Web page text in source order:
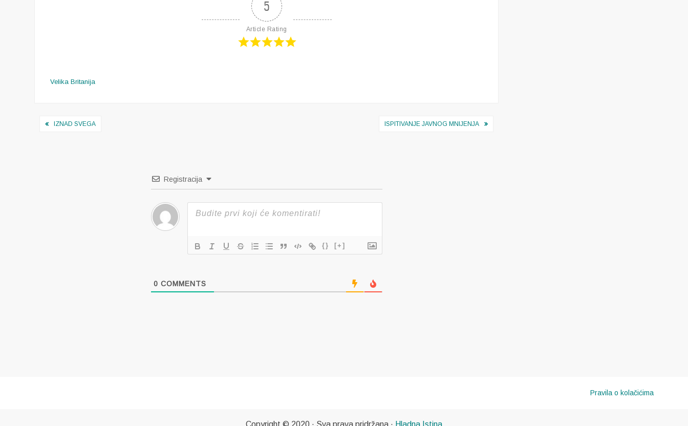
5
Article Rating
Velika Britanija
Navigacija
IZNAD SVEGA ISPITIVANJE JAVNOG MNIJENJA
Registracija
{} [+]
0 COMMENTS
Pravila o kolačićima
Copyright © 2020 · Sva prava pridržana · Hladna Istina